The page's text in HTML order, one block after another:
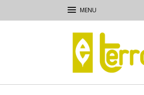
Terra
e
Vita